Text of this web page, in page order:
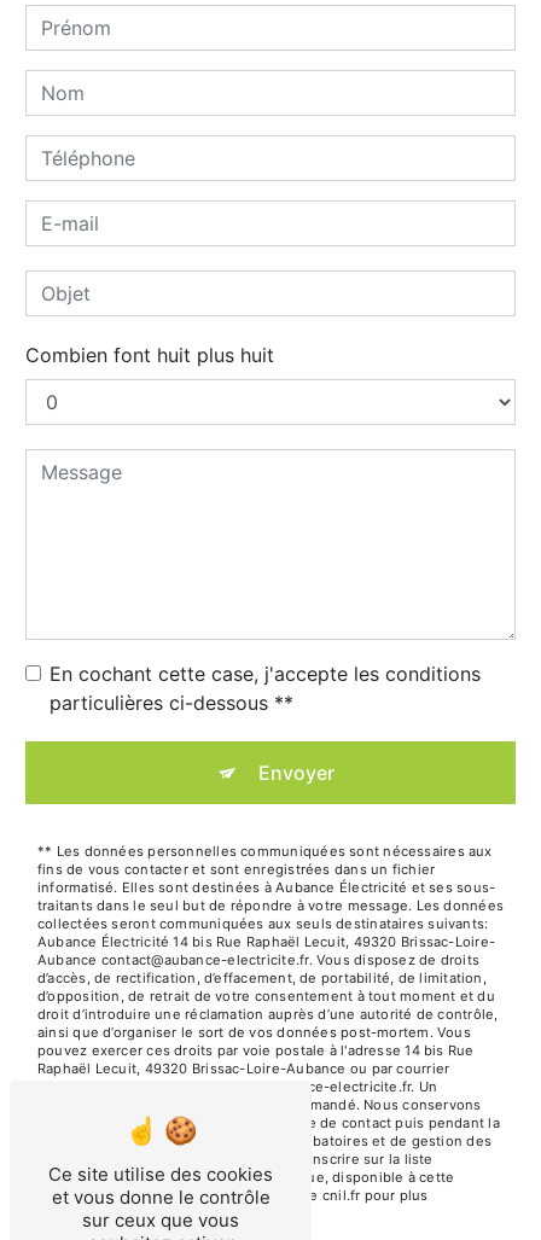
Combien font huit plus huit
En cochant cette case, j'accepte les conditions
particulières ci-dessous **
Envoyer
** Les données personnelles communiquées sont nécessaires aux
fins de vous contacter et sont enregistrées dans un fichier
informatisé. Elles sont destinées à Aubance Électricité et ses sous-
traitants dans le seul but de répondre à votre message. Les données
collectées seront communiquées aux seuls destinataires suivants:
Aubance Électricité 14 bis Rue Raphaël Lecuit, 49320 Brissac-Loire-
Aubance contact@aubance-electricite.fr. Vous disposez de droits
d’accès, de rectification, d’effacement, de portabilité, de limitation,
d’opposition, de retrait de votre consentement à tout moment et du
droit d’introduire une réclamation auprès d’une autorité de contrôle,
ainsi que d’organiser le sort de vos données post-mortem. Vous
pouvez exercer ces droits par voie postale à l'adresse 14 bis Rue
Raphaël Lecuit, 49320 Brissac-Loire-Aubance ou par courrier
électronique à l'adresse contact@aubance-electricite.fr. Un
justificatif d'identité pourra vous être demandé. Nous conservons
vos données pendant la période de prise de contact puis pendant la
durée de prescription légale aux fins probatoires et de gestion des
contentieux. Vous avez le droit de vous inscrire sur la liste
d'opposition au démarchage téléphonique, disponible à cette
adresse: Bloctel.gouv.fr . Consultez le site cnil.fr pour plus
d’informations sur vos droits.
Ce site utilise des cookies
et vous donne le contrôle
sur ceux que vous